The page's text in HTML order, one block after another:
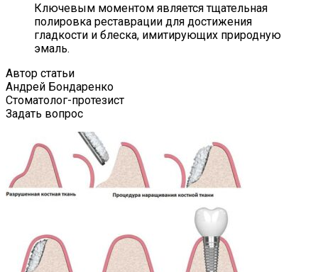
Ключевым моментом является тщательная
полировка реставрации для достижения
гладкости и блеска, имитирующих природную
эмаль.
Автор статьи
Андрей Бондаренко
Стоматолог-протезист
Задать вопрос